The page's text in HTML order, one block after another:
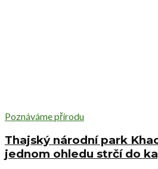
Poznáváme přírodu
Thajský národní park
jednom ohledu strčí do